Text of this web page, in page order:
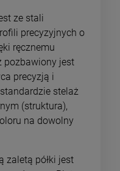
ze stali
precyzyjnych o
ręcznemu
pozbawiony jest
precyzją i
stelaż
(struktura),
na dowolny
zaletą półki jest